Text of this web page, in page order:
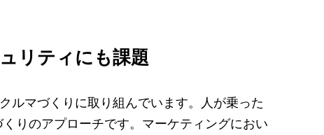
リティにも課題
ルマづくりに取り組んでいます。人が乗った
りのアプローチです。マーケティングにおい